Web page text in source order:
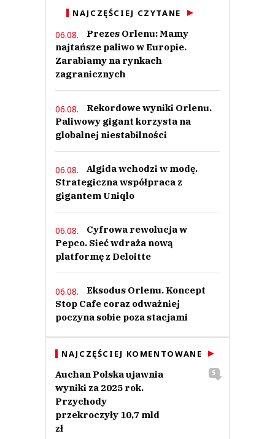
NAJCZĘŚCIEJ CZYTANE
06.08.
Prezes Orlenu: Mamy
najtańsze paliwo w Europie.
Zarabiamy na rynkach
zagranicznych
06.08.
Rekordowe wyniki Orlenu.
Paliwowy gigant korzysta na
globalnej niestabilności
06.08.
Algida wchodzi w modę.
Strategiczna współpraca z
gigantem Uniqlo
06.08.
Cyfrowa rewolucja w
Pepco. Sieć wdraża nową
platformę z Deloitte
06.08.
Eksodus Orlenu. Koncept
Stop Cafe coraz odważniej
poczyna sobie poza stacjami
NAJCZĘŚCIEJ KOMENTOWANE
Auchan Polska ujawnia
wyniki za 2025 rok.
Przychody
przekroczyły 10,7 mld
zł
5